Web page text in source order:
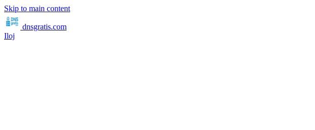
Skip to main content
dnsgratis.com
Iloj